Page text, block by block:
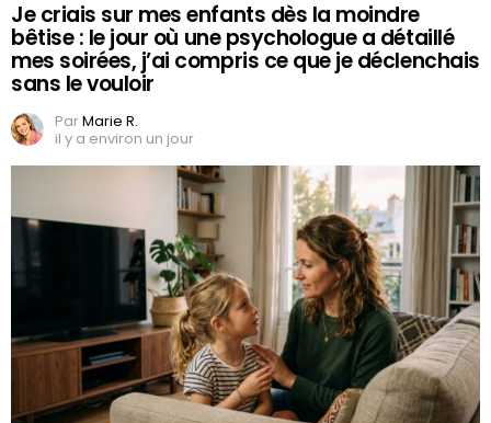
Je criais sur mes enfants dès la moindre
bêtise : le jour où une psychologue a détaillé
mes soirées, j’ai compris ce que je déclenchais
sans le vouloir
ParMarie R.
il y a environ un jour